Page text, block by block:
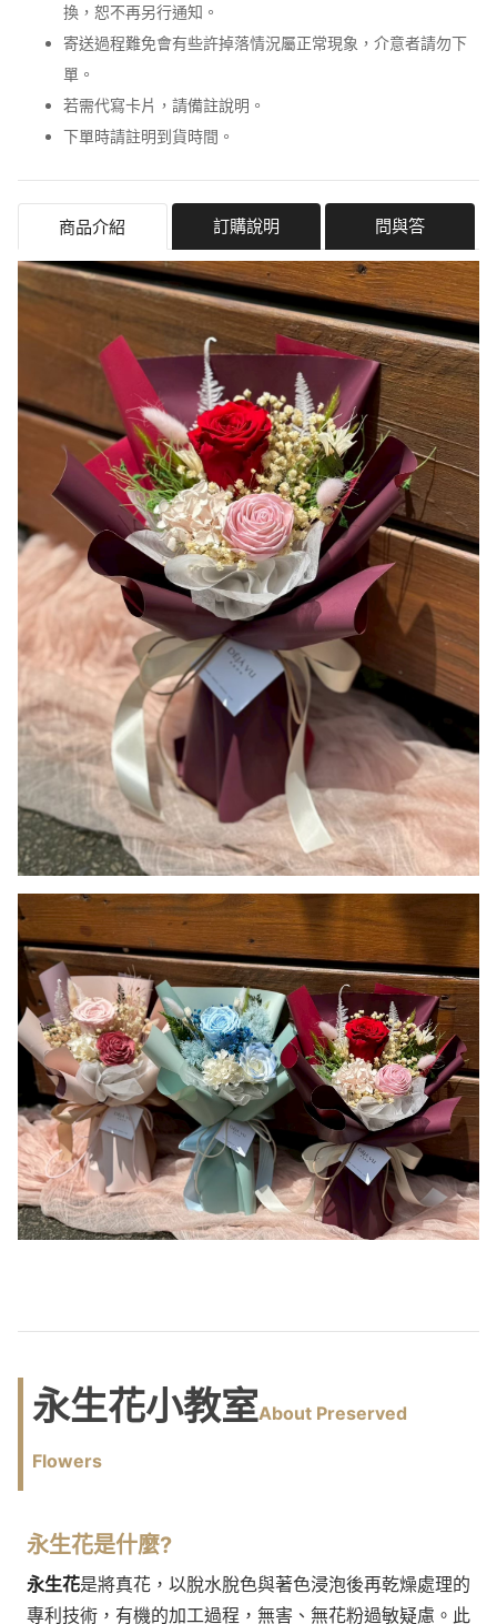
換，恕不再另行通知。
寄送過程難免會有些許掉落情況屬正常現象，介意者請勿下
單。
若需代寫卡片，請備註說明。
下單時請註明到貨時間。
商品介紹 訂購說明 問與答
永生花小教室About Preserved
Flowers
永生花是什麼?
永生花是將真花，以脫水脫色與著色浸泡後再乾燥處理的
專利技術，有機的加工過程，無害、無花粉過敏疑慮。此